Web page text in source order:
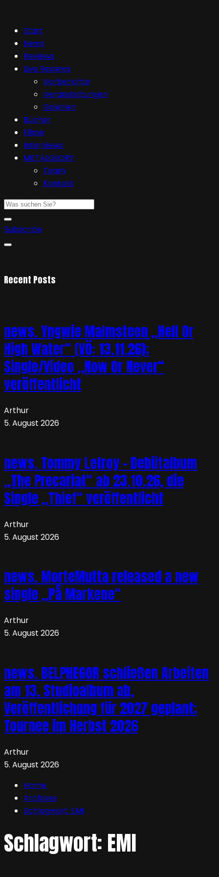
Start
News
Reviews
Live Reviews
Vorberichte
Veranstaltungen
Galerien
Bücher
Filme
Interviews
METALGLORY
Team
Kontakt
Subscribe
Recent Posts
news. Yngwie Malmsteen „Hell Or
High Water“ (VÖ: 13.11.26);
Single/Video „Now Or Never“
veröffentlicht
Arthur
5. August 2026
news. Tommy Lefroy – Debütalbum
„The Precariat“ ab 23.10.26, die
Single „Thief“ veröffentlicht
Arthur
5. August 2026
news. MorteMutta released a new
single „På Markene“
Arthur
5. August 2026
news. BELPHEGOR schließen Arbeiten
am 13. Studioalbum ab,
Veröffentlichung für 2027 geplant;
Tournee im Herbst 2026
Arthur
5. August 2026
Home
Archives
Schlagwort: EMI
Schlagwort: EMI